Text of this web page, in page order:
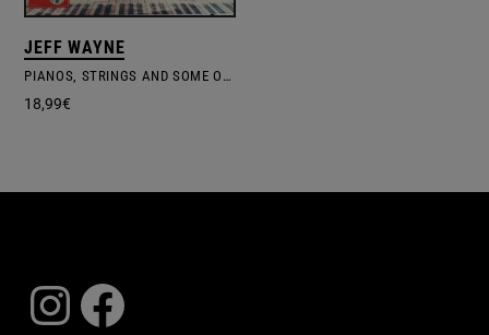
JEFF WAYNE
PIANOS, STRINGS AND SOME OTHER THINGS
18,99€
Instagram
Facebook